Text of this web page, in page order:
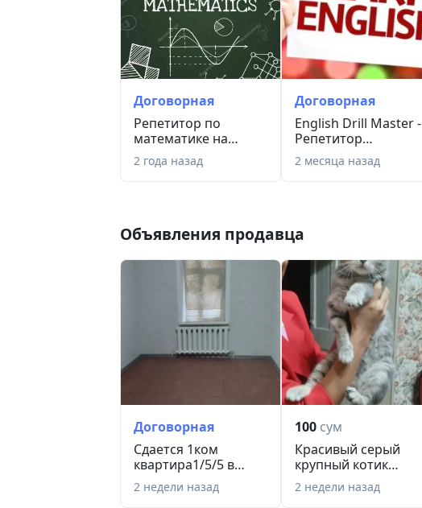
Договорная
Репетитор по
математике на
английском языке
2 года назад
Договорная
English Drill Master -
Репетитор
Английского языка
2 месяца назад
Объявления продавца
Договорная
Сдается 1ком
квартира1/5/5 в
доме над метро
БИЙ.
2 недели назад
100 сум
Красивый серый
крупный котик
скотиш
Пристраивается...
2 недели назад